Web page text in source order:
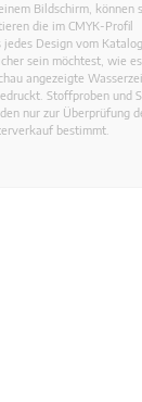
Bildschirm, können
die im CMYK-Profil
Design vom
sein möchtest, wie
angezeigte
Stoffproben und
nur zur Überprüfung
bestimmt.